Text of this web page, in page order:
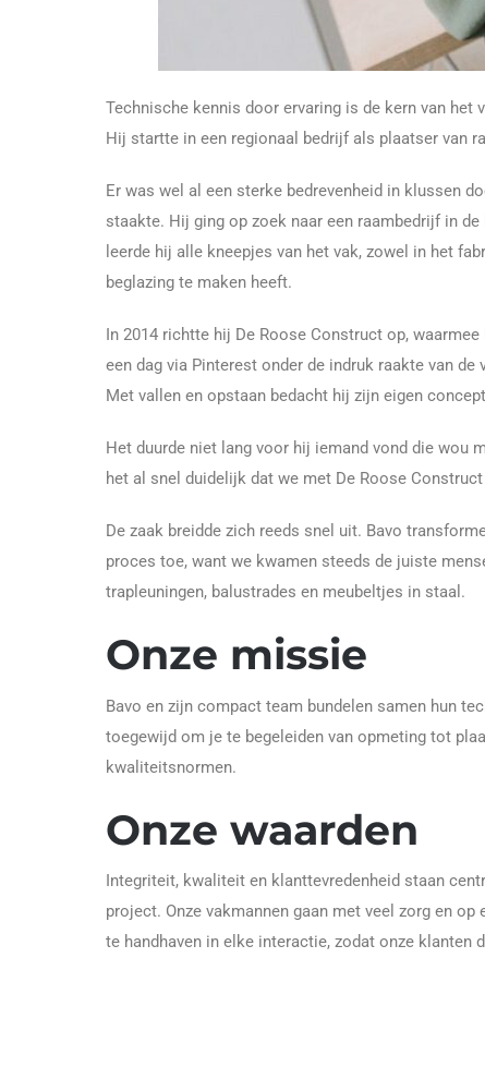
Technische kennis door ervaring is de kern van het
Hij startte in een regionaal bedrijf als plaatser van
Er was wel al een sterke bedrevenheid in klussen
staakte. Hij ging op zoek naar een raambedrijf in
leerde hij alle kneepjes van het vak, zowel in het
beglazing te maken heeft.
In 2014 richtte hij De Roose Construct op,
een dag via Pinterest onder de indruk raakte van
Met vallen en opstaan bedacht hij zijn eigen
Het duurde niet lang voor hij iemand vond die wou
het al snel duidelijk dat we met De Roose
De zaak breidde zich reeds snel uit. Bavo
proces toe, want we kwamen steeds de juiste
trapleuningen, balustrades en meubeltjes in staal.
Onze missie
Bavo en zijn compact team bundelen samen hun
toegewijd om je te begeleiden van opmeting tot
kwaliteitsnormen.
Onze waarden
Integriteit, kwaliteit en klanttevredenheid staan
project. Onze vakmannen gaan met veel zorg en
te handhaven in elke interactie, zodat onze klanten